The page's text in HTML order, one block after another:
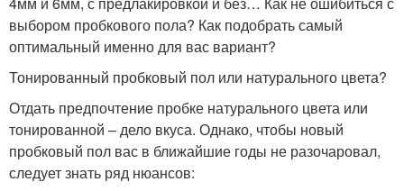
выбором пробкового пола? Как подобрать самый
оптимальный именно для вас вариант?
Тонированный пробковый пол или натурального цвета?
Отдать предпочтение пробке натурального цвета или
тонированной – дело вкуса. Однако, чтобы новый
пробковый пол вас в ближайшие годы не разочаровал,
следует знать ряд нюансов: